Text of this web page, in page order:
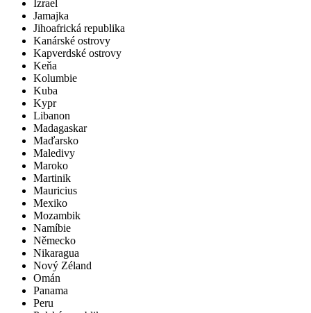
Izrael
Jamajka
Jihoafrická republika
Kanárské ostrovy
Kapverdské ostrovy
Keňa
Kolumbie
Kuba
Kypr
Libanon
Madagaskar
Maďarsko
Maledivy
Maroko
Martinik
Mauricius
Mexiko
Mozambik
Namíbie
Německo
Nikaragua
Nový Zéland
Omán
Panama
Peru